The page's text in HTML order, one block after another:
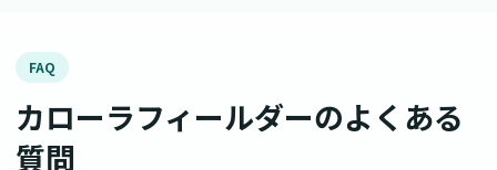
FAQ
カローラフィールダーのよくある
質問